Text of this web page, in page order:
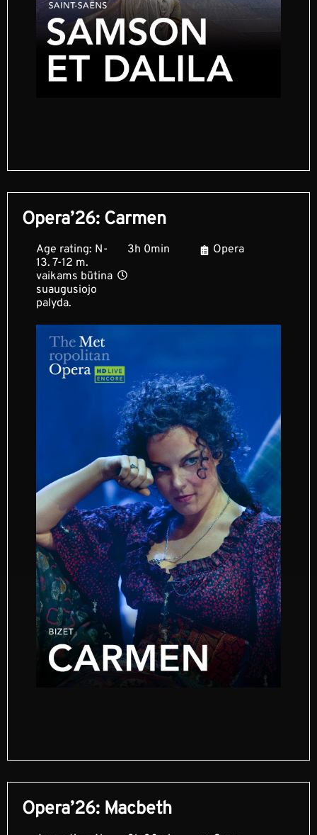
Opera’26: Carmen
Age rating: N-
13. 7-12 m.
vaikams būtina
suaugusiojo
palyda.
3h 0min Opera
Opera’26: Macbeth